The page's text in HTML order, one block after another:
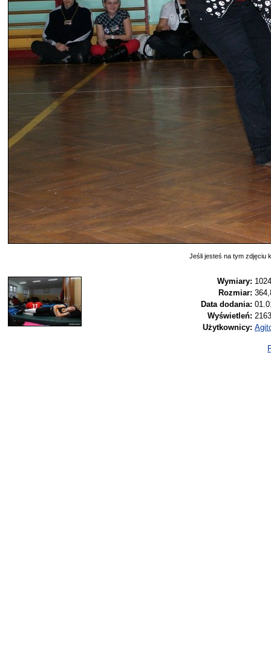
Jeśli jesteś na tym zdjęciu
Wymiary:
Rozmiar:
Data dodania:
Wyświetleń: 2163
Użytkownicy: